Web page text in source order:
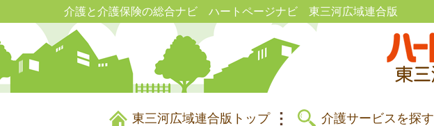
介護と介護保険の総合ナビ ハートページナビ 東三河広域連合版
東三河広域連合版トップ 介護サービスを探す